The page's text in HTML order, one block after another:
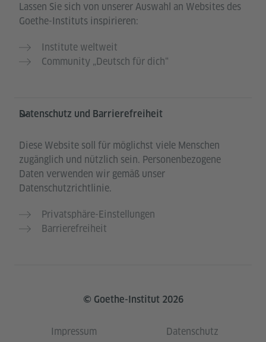
Lassen Sie sich von unserer Auswahl an Websites des
Goethe-Instituts inspirieren:
Institute weltweit
Community „Deutsch für dich“
Datenschutz und Barrierefreiheit
Diese Website soll für möglichst viele Menschen
zugänglich und nützlich sein. Personenbezogene
Daten verwenden wir gemäß unser
Datenschutzrichtlinie.
Privatsphäre-Einstellungen
Barrierefreiheit
© Goethe-Institut 2026
Impressum Datenschutz